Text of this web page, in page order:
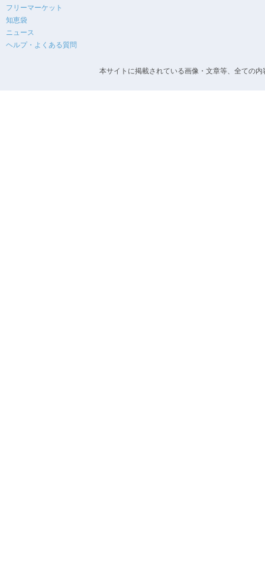
フリーマーケット
知恵袋
ニュース
ヘルプ・よくある質問
本サイトに掲載されている画像・文章等、全ての